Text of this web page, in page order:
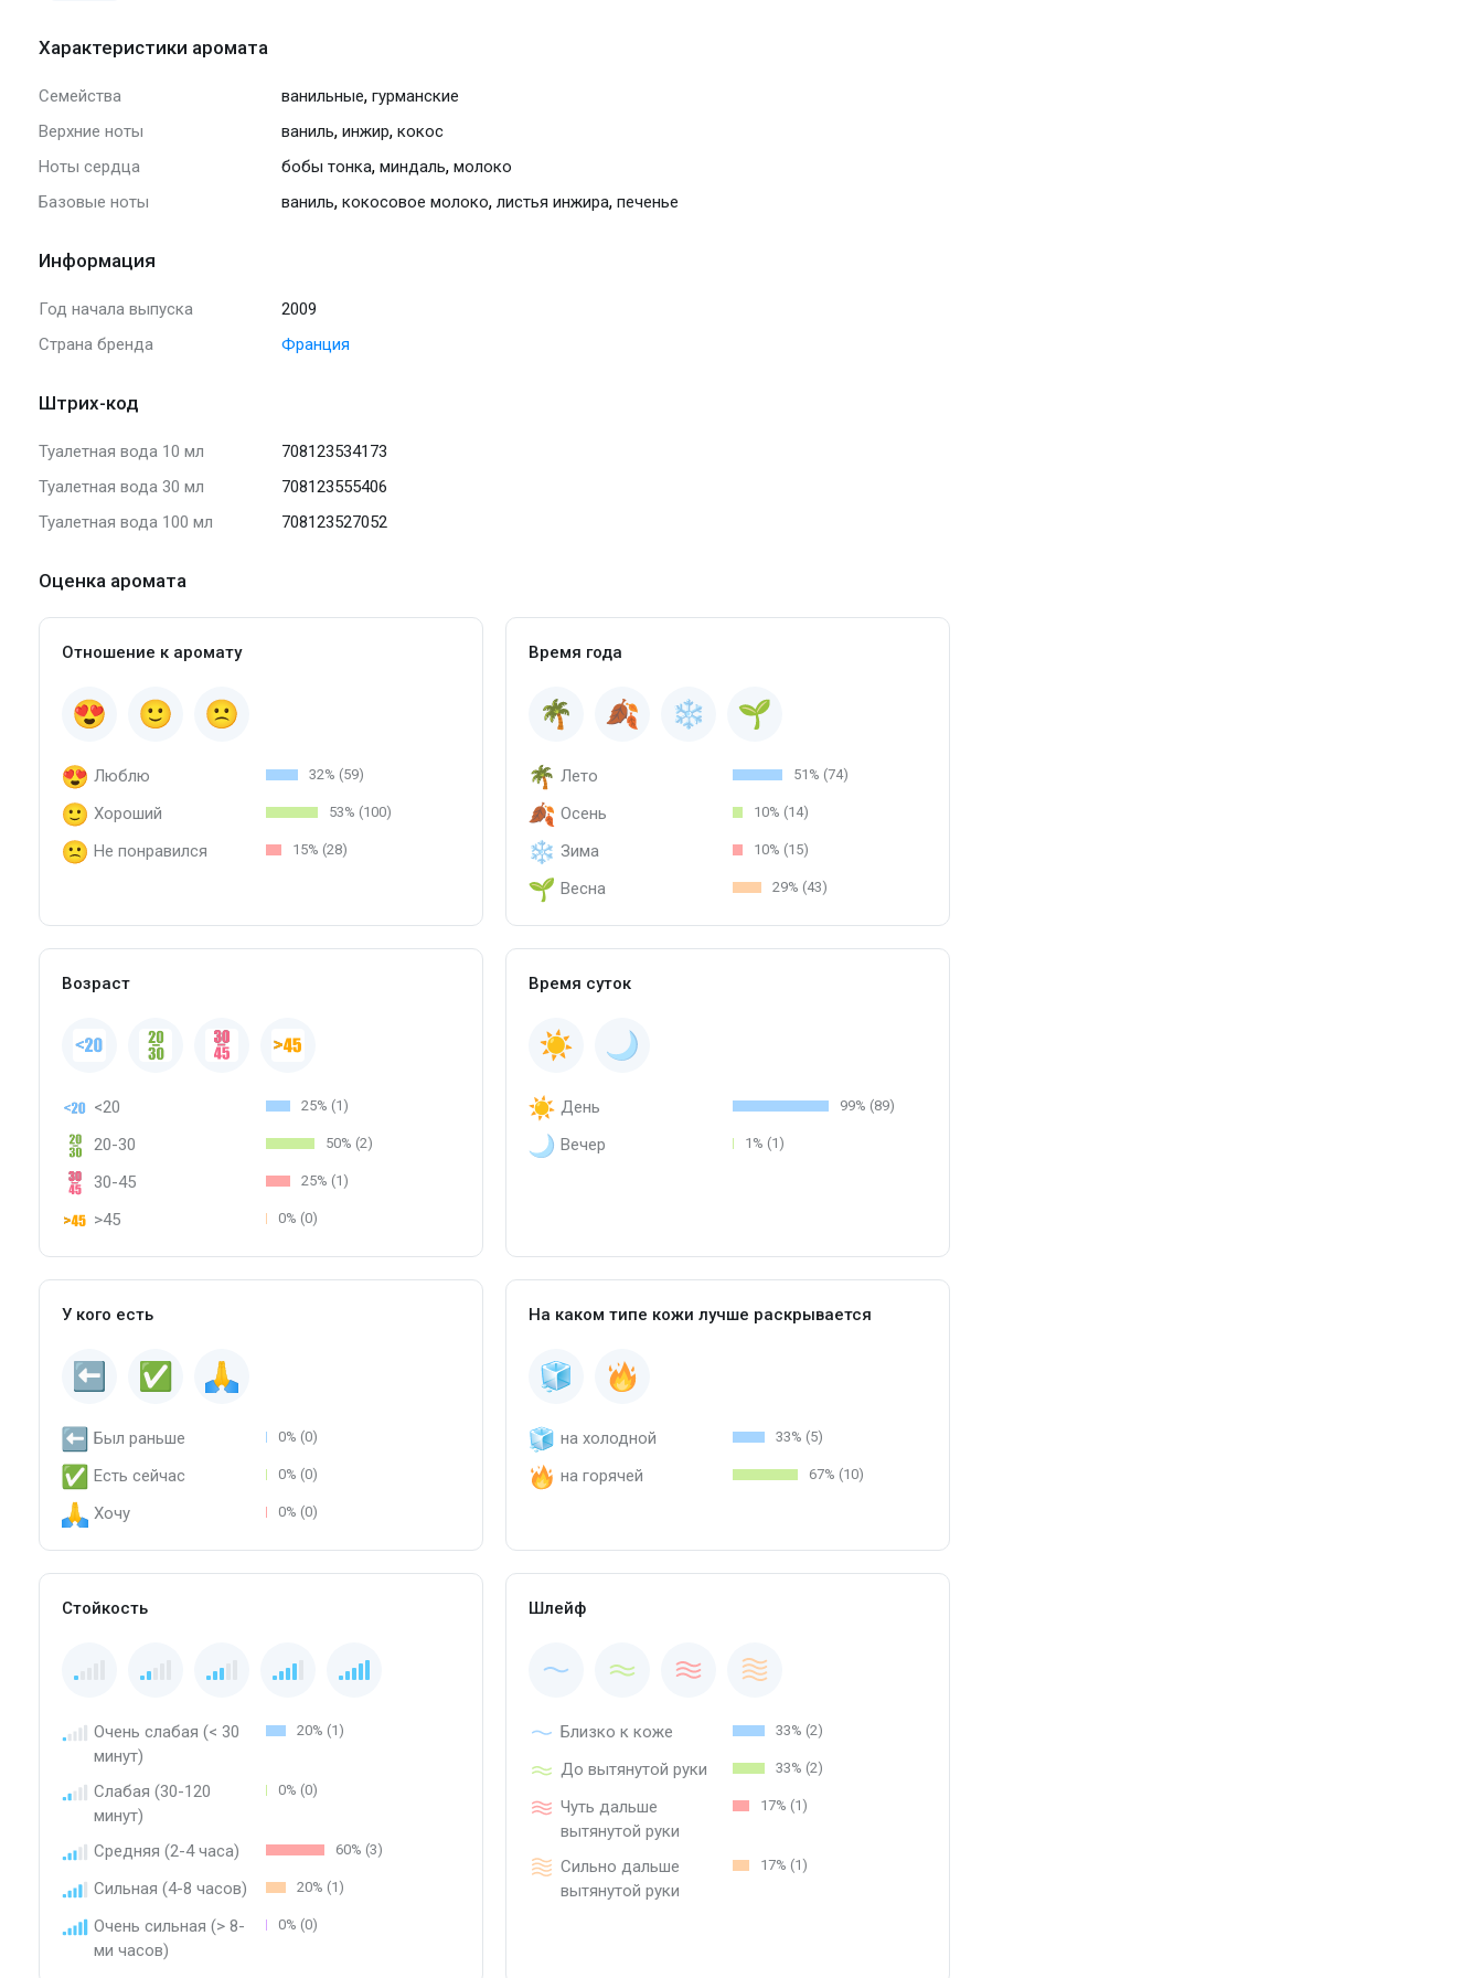
Характеристики аромата
Семейства ванильные, гурманские
Верхние ноты
ваниль, инжир, кокос
Ноты сердца
бобы тонка, миндаль, молоко
Базовые ноты
ваниль, кокосовое молоко, листья инжира, печенье
Информация
Год начала выпуска
2009
Страна бренда
Франция
Штрих-код
Туалетная вода 10 мл
708123534173
Туалетная вода 30 мл
708123555406
Туалетная вода 100 мл
708123527052
Оценка аромата
Отношение к аромату
Люблю 32% (59)
Хороший 53% (100)
Не понравился 15% (28)
Время года
Лето 51% (74)
Осень 10% (14)
Зима 10% (15)
Весна 29% (43)
Возраст
<20 25% (1)
20-30 50% (2)
30-45 25% (1)
>45 0% (0)
Время суток
День 99% (89)
Вечер 1% (1)
У кого есть
Был раньше 0% (0)
Есть сейчас 0% (0)
Хочу 0% (0)
На каком типе кожи лучше раскрывается
на холодной 33% (5)
на горячей 67% (10)
Стойкость
Очень слабая (< 30
минут)
20% (1)
Слабая (30-120
минут)
0% (0)
Средняя (2-4 часа) 60% (3)
Сильная (4-8 часов) 20% (1)
Очень сильная (> 8-
ми часов)
0% (0)
Шлейф
Близко к коже 33% (2)
До вытянутой руки 33% (2)
Чуть дальше
вытянутой руки
17% (1)
Сильно дальше
вытянутой руки
17% (1)